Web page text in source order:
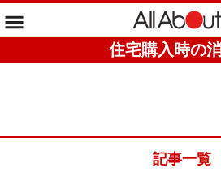
住宅購入時の
記事一覧